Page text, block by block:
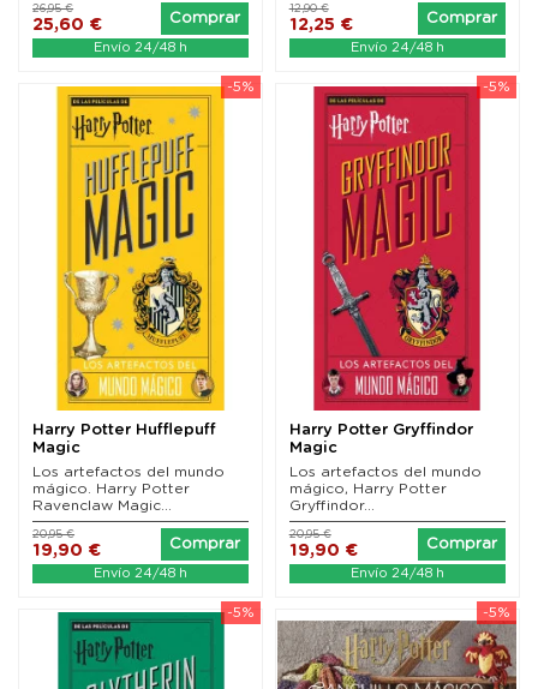
25,60 €
26,95 €
Comprar
Envío 24/48 h
12,25 €
12,90 €
Comprar
Envío 24/48 h
-5%
Harry Potter Hufflepuff
Magic
Los artefactos del mundo
mágico. Harry Potter
Ravenclaw Magic...
19,90 €
20,95 €
Comprar
Envío 24/48 h
-5%
Harry Potter Gryffindor
Magic
Los artefactos del mundo
mágico, Harry Potter
Gryffindor...
19,90 €
20,95 €
Comprar
Envío 24/48 h
-5% -5%